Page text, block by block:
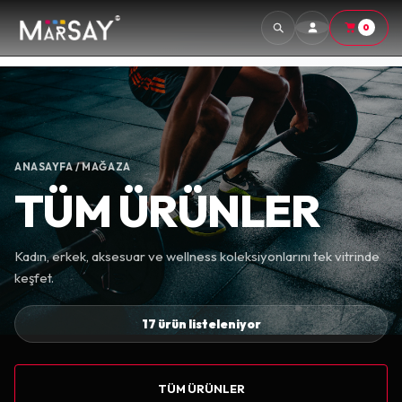
0
ANASAYFA/ MAĞAZA
TÜM ÜRÜNLER
Kadın, erkek, aksesuar ve wellness koleksiyonlarını tek vitrinde
keşfet.
17 ürün listeleniyor
TÜM ÜRÜNLER